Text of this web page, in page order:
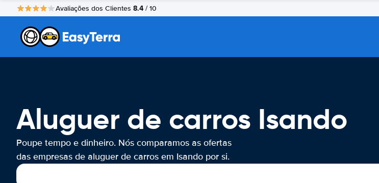
Avaliações dos Clientes 8.4 / 10
Aluguer de carros Isando
Poupe tempo e dinheiro. Nós comparamos as ofertas
das empresas de aluguer de carros em Isando por si.